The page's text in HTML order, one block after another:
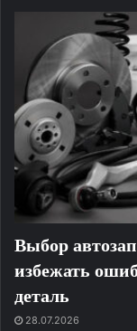
Выбор
избежать
деталь
28.07.2026